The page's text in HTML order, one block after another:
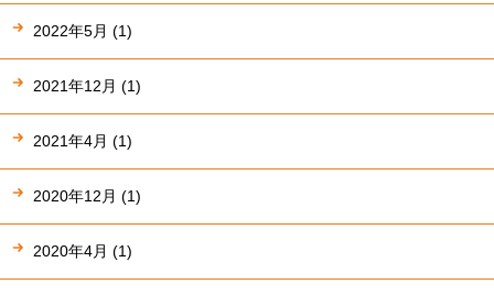
2022年5月 (1)
2021年12月 (1)
2021年4月 (1)
2020年12月 (1)
2020年4月 (1)